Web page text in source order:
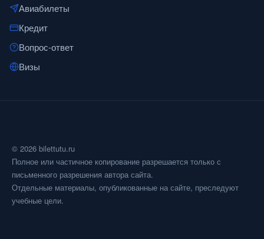
Авиабилеты
Кредит
Вопрос-ответ
Визы
© 2026 bilettutu.ru
Полное или частичное копирование разрешается только с
письменного разрешения автора сайта.
Отдельные материалы, опубликованные на сайте, преследуют
учебные цели.